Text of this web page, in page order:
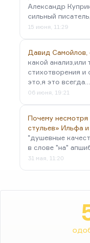
Александр
сильный
15 июня, 11:29
Давид Самойлов,
какой анализ,или
стихотворения и
это,я это всегда…
06 июня, 19:21
Почему несмотря
стульев» Ильфа
"душевные
в слове "на"
31 мая, 11:20